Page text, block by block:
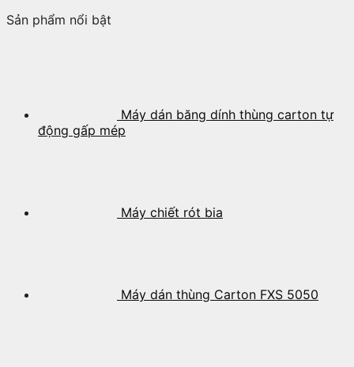
Sản phẩm nổi bật
Máy dán băng dính thùng carton tự
động gấp mép
Máy chiết rót bia
Máy dán thùng Carton FXS 5050